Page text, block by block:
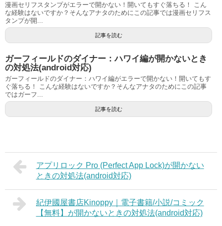
漫画セリフスタンプがエラーで開かない！開いてもすぐ落ちる！ こん
な経験はないですか？そんなアナタのためにこの記事では漫画セリフス
タンプが開...
記事を読む
ガーフィールドのダイナー：ハワイ編が開かないとき
の対処法(android対応)
ガーフィールドのダイナー：ハワイ編がエラーで開かない！開いてもす
ぐ落ちる！ こんな経験はないですか？そんなアナタのためにこの記事
ではガーフ...
記事を読む
アプリロック Pro (Perfect App Lock)が開かない
ときの対処法(android対応)
紀伊國屋書店Kinoppy｜電子書籍/小説/コミック
【無料】が開かないときの対処法(android対応)